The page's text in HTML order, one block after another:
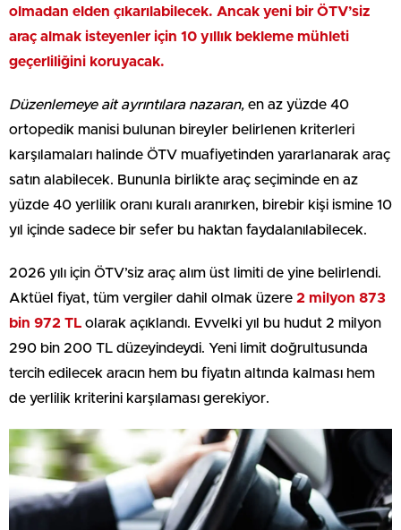
olmadan elden çıkarılabilecek. Ancak yeni bir ÖTV’siz
araç almak isteyenler için 10 yıllık bekleme mühleti
geçerliliğini koruyacak.
Düzenlemeye ait ayrıntılara nazaran, en az yüzde 40
ortopedik manisi bulunan bireyler belirlenen kriterleri
karşılamaları halinde ÖTV muafiyetinden yararlanarak araç
satın alabilecek. Bununla birlikte araç seçiminde en az
yüzde 40 yerlilik oranı kuralı aranırken, birebir kişi ismine 10
yıl içinde sadece bir sefer bu haktan faydalanılabilecek.
2026 yılı için ÖTV’siz araç alım üst limiti de yine belirlendi.
Aktüel fiyat, tüm vergiler dahil olmak üzere 2 milyon 873
bin 972 TL olarak açıklandı. Evvelki yıl bu hudut 2 milyon
290 bin 200 TL düzeyindeydi. Yeni limit doğrultusunda
tercih edilecek aracın hem bu fiyatın altında kalması hem
de yerlilik kriterini karşılaması gerekiyor.